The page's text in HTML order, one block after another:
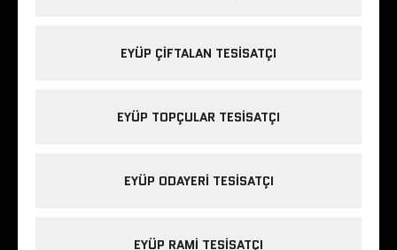
EYÜP ÇIFTALAN TESISATÇI
EYÜP TOPÇULAR TESISATÇI
EYÜP ODAYERI TESISATÇI
EYÜP RAMI TESISATÇI